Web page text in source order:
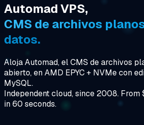
Automad VPS,
CMS de archivos
datos.
Aloja Automad, el CMS de archivos
abierto, en AMD EPYC + NVMe con
MySQL.
Independent cloud, since 2008. From
in 60 seconds.